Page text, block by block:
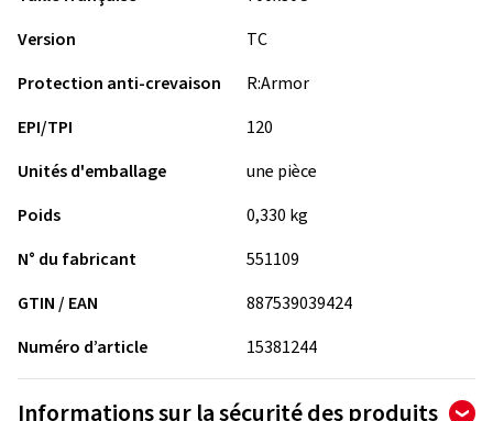
Version
TC
Protection anti-crevaison
R:Armor
EPI/TPI
120
Unités d'emballage
une pièce
Poids
0,330 kg
N° du fabricant
551109
GTIN / EAN
887539039424
Numéro d’article
15381244
Informations sur la sécurité des produits